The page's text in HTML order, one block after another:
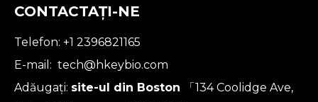
CONTACTAŢI-NE
Telefon: +1 2396821165
E-mail: tech@hkeybio.com
Adăugați: site-ul din Boston
「134 Coolidge Ave,